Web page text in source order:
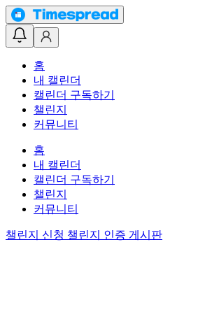
홈
내 캘린더
캘린더 구독하기
챌린지
커뮤니티
홈
내 캘린더
캘린더 구독하기
챌린지
커뮤니티
챌린지 신청 챌린지 인증 게시판